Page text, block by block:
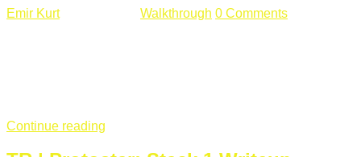
Emir Kurt Walkthrough 0 Comments
Continue reading